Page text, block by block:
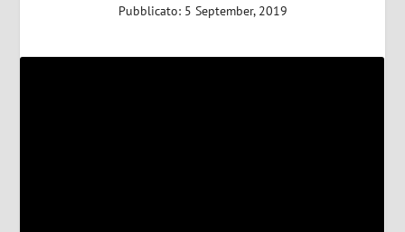
Pubblicato: 5 September, 2019